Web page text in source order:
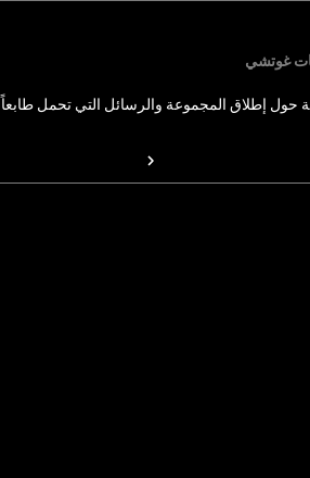
غوتشي
حول إطلاق المجموعة والرسائل التي تحمل